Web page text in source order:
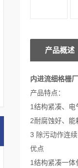
产品概述
内进流细格栅
产品特点：
1结构紧凑、
2耐腐蚀好、能
3 除污动作连
优点
1结构紧凑一